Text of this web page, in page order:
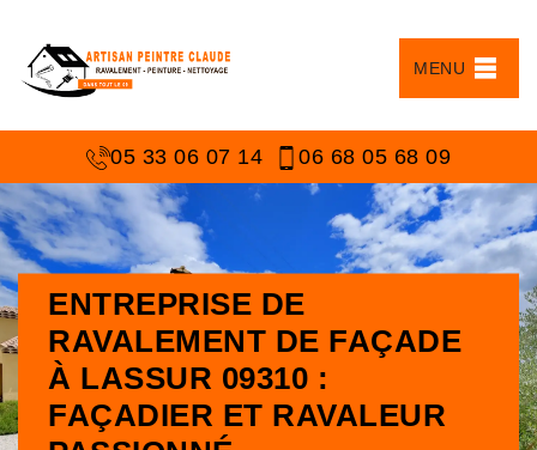
MENU
05 33 06 07 14 06 68 05 68 09
ENTREPRISE DE
RAVALEMENT DE FAÇADE
À LASSUR 09310 :
FAÇADIER ET RAVALEUR